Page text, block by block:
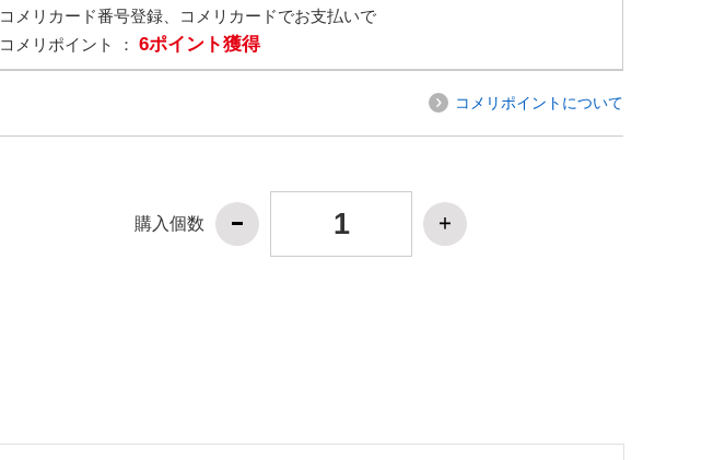
コメリカード番号登録、コメリカードでお支払いで
コメリポイント ： 6ポイント獲得
コメリポイントについて
購入個数